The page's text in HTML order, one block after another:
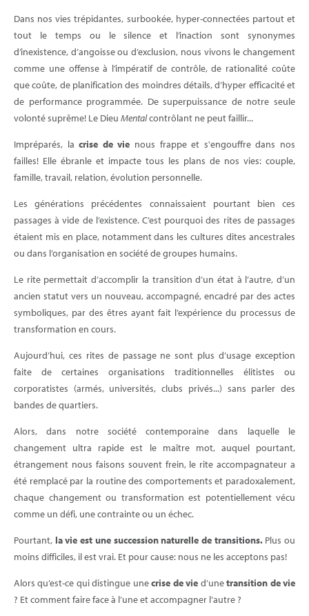
Dans nos vies trépidantes, surbookée, hyper-connectées partout et
tout le temps ou le silence et l’inaction sont synonymes
d’inexistence, d’angoisse ou d’exclusion, nous vivons le changement
comme une offense à l’impératif de contrôle, de rationalité coûte
que coûte, de planification des moindres détails, d’hyper efficacité et
de performance programmée. De superpuissance de notre seule
volonté suprême! Le Dieu Mentalcontrôlant ne peut faillir...
Impréparés, lacrise de vie nous frappe et s'engouffre dans nos
failles! Elle ébranle et impacte tous les plans de nos vies: couple,
famille, travail, relation, évolution personnelle.
Les générations précédentes connaissaient pourtant bien ces
passages à vide de l’existence. C’est pourquoi des rites de passages
étaient mis en place, notamment dans les cultures dites ancestrales
ou dans l’organisation en société de groupes humains.
Le rite permettait d’accomplir la transition d’un état à l’autre, d’un
ancien statut vers un nouveau, accompagné, encadré par des actes
symboliques, par des êtres ayant fait l’expérience du processus de
transformation en cours.
Aujourd’hui, ces rites de passage ne sont plus d’usage exception
faite de certaines organisations traditionnelles élitistes ou
corporatistes (armés, universités, clubs privés...) sans parler des
bandes de quartiers.
Alors, dans notre société contemporaine dans laquelle le
changement ultra rapide est le maître mot, auquel pourtant,
étrangement nous faisons souvent frein, le rite accompagnateur a
été remplacé par la routine des comportements et paradoxalement,
chaque changement ou transformation est potentiellement vécu
comme un défi, une contrainte ou un échec.
Pourtant, la vie est une succession naturelle de transitions.Plus ou
moins difficiles, il est vrai. Et pour cause: nous ne les acceptons pas!
Alors qu’est-ce qui distingue unecrise de vie d’unetransition de vie
? Et comment faire face à l’une et accompagner l’autre ?